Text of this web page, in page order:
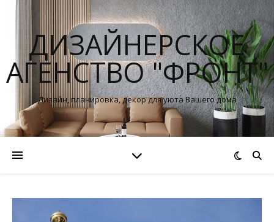
ДИЗАЙНЕРСКОЕ
АГЕНСТВО "ФРОНТ"
Дизайн, планировка, декор для уюта Вашего дома